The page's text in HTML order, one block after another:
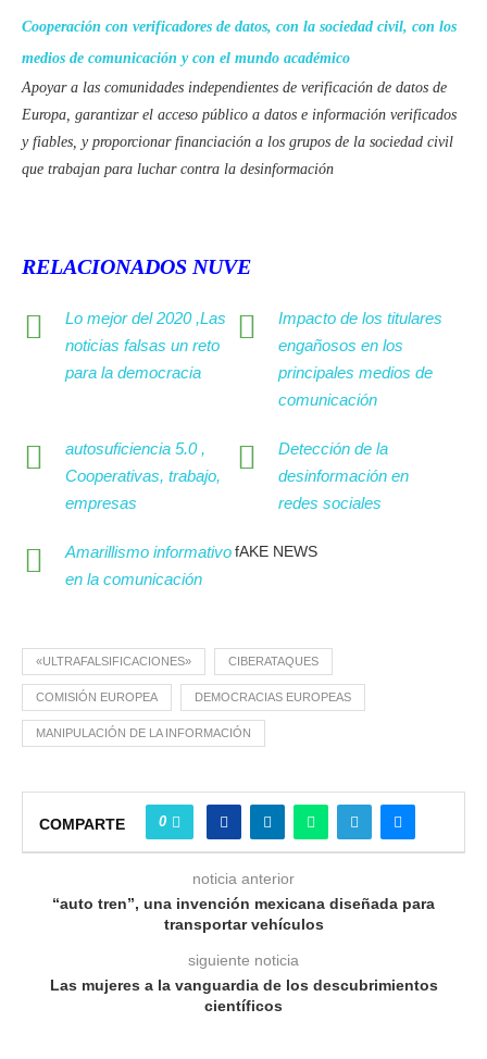
Cooperación con verificadores de datos, con la sociedad civil, con los
medios de comunicación y con el mundo académico
Apoyar a las comunidades independientes de verificación de datos de
Europa, garantizar el acceso público a datos e información verificados
y fiables, y proporcionar financiación a los grupos de la sociedad civil
que trabajan para luchar contra la desinformación
RELACIONADOS NUVE
Lo mejor del 2020 ,Las
noticias falsas un reto
para la democracia
Impacto de los titulares
engañosos en los
principales medios de
comunicación
autosuficiencia 5.0 ,
Cooperativas, trabajo,
empresas
Detección de la
desinformación en
redes sociales
Amarillismo informativo
en la comunicación
fAKE NEWS
«ULTRAFALSIFICACIONES» CIBERATAQUES
COMISIÓN EUROPEA DEMOCRACIAS EUROPEAS
MANIPULACIÓN DE LA INFORMACIÓN
COMPARTE 0
noticia anterior
“auto tren”, una invención mexicana diseñada para
transportar vehículos
siguiente noticia
Las mujeres a la vanguardia de los descubrimientos
científicos